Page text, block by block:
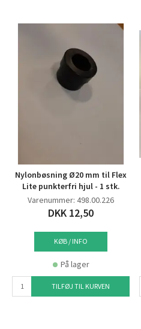
Nylonbøsning Ø20 mm til Flex
Lite punkterfri hjul - 1 stk.
Varenummer: 498.00.226
DKK 12,50
KØB / INFO
På lager
TILFØJ TIL KURVEN